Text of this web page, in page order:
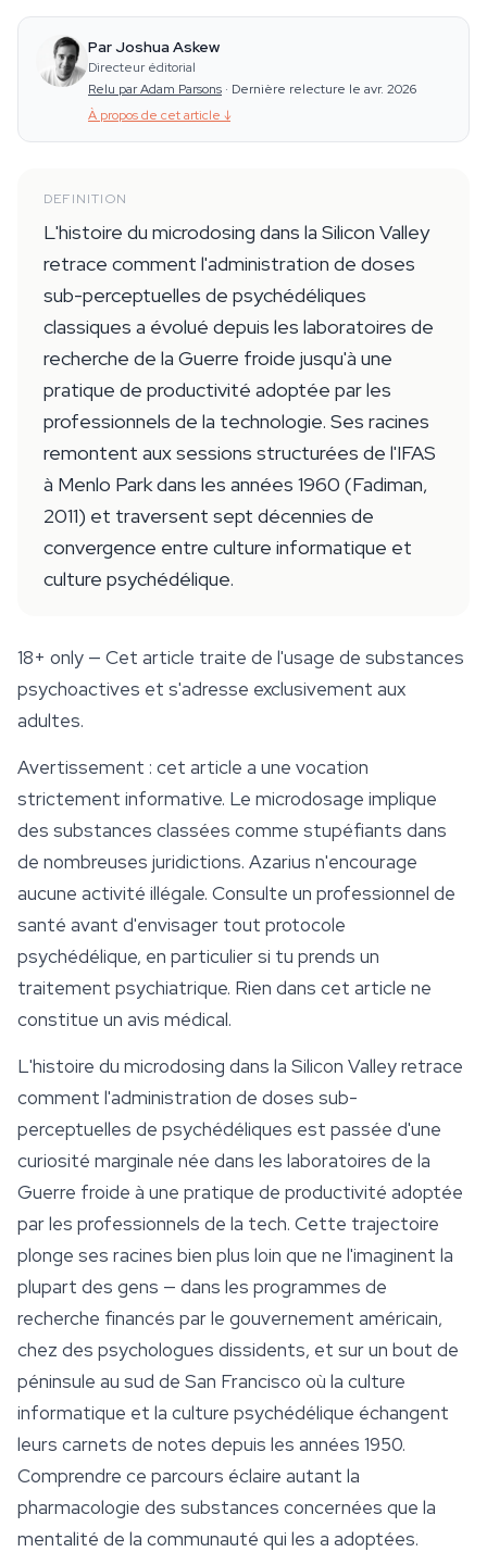
Par Joshua Askew
Directeur éditorial
Relu par Adam Parsons · Dernière relecture le avr. 2026
À propos de cet article ↓
DEFINITION
L'histoire du microdosing dans la Silicon Valley
retrace comment l'administration de doses
sub-perceptuelles de psychédéliques
classiques a évolué depuis les laboratoires de
recherche de la Guerre froide jusqu'à une
pratique de productivité adoptée par les
professionnels de la technologie. Ses racines
remontent aux sessions structurées de l'IFAS
à Menlo Park dans les années 1960 (Fadiman,
2011) et traversent sept décennies de
convergence entre culture informatique et
culture psychédélique.
18+ only — Cet article traite de l'usage de substances
psychoactives et s'adresse exclusivement aux
adultes.
Avertissement : cet article a une vocation
strictement informative. Le microdosage implique
des substances classées comme stupéfiants dans
de nombreuses juridictions. Azarius n'encourage
aucune activité illégale. Consulte un professionnel de
santé avant d'envisager tout protocole
psychédélique, en particulier si tu prends un
traitement psychiatrique. Rien dans cet article ne
constitue un avis médical.
L'histoire du microdosing dans la Silicon Valley retrace
comment l'administration de doses sub-
perceptuelles de psychédéliques est passée d'une
curiosité marginale née dans les laboratoires de la
Guerre froide à une pratique de productivité adoptée
par les professionnels de la tech. Cette trajectoire
plonge ses racines bien plus loin que ne l'imaginent la
plupart des gens — dans les programmes de
recherche financés par le gouvernement américain,
chez des psychologues dissidents, et sur un bout de
péninsule au sud de San Francisco où la culture
informatique et la culture psychédélique échangent
leurs carnets de notes depuis les années 1950.
Comprendre ce parcours éclaire autant la
pharmacologie des substances concernées que la
mentalité de la communauté qui les a adoptées.